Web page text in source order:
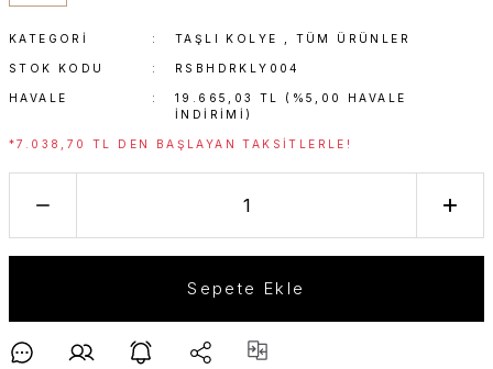
KATEGORI TAŞLI KOLYE TÜM ÜRÜNLER
STOK KODU RSBHDRKLY004
HAVALE
19.665,03 TL (%5,00 HAVALE
INDIRIMI)
*7.038,70 TL DEN BAŞLAYAN TAKSITLERLE!
Sepete Ekle